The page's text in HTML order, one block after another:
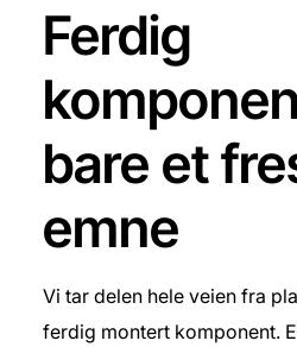
Ferdig
bare et
emne
Vi tar delen hele veien fra
ferdig montert komponent.